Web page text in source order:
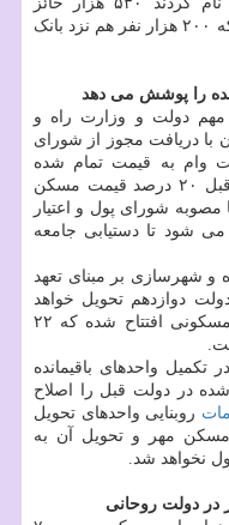
شرایط دریافت مسکن شناسایی شدند که ۲۰۰ هزار نفر هم نزد بانک
مهم دولت و وزارت راه و
با دریافت مجوز از شورای
وام به قیمت تمام شده
مسکن ملی افزایش پیدا کرد. تا سال قبل ۲۰ درصد قیمت مسکن
شورای پول و اعتیار
می شود تا دستیابی جامعه
و شهرسازی بر مبنای تعهد
دوازدهم تحویل خواهد
داد، اضافه کرد: امروز ۵۱ هزار واحد مسکونی افتتاح شده که ۲۲
تکمیل واحدهای باقیمانده
در دولت قبل را اصلاح
روبنایی واحدهای تحویل
مهر و تحویل آن به
نخواهد شد.